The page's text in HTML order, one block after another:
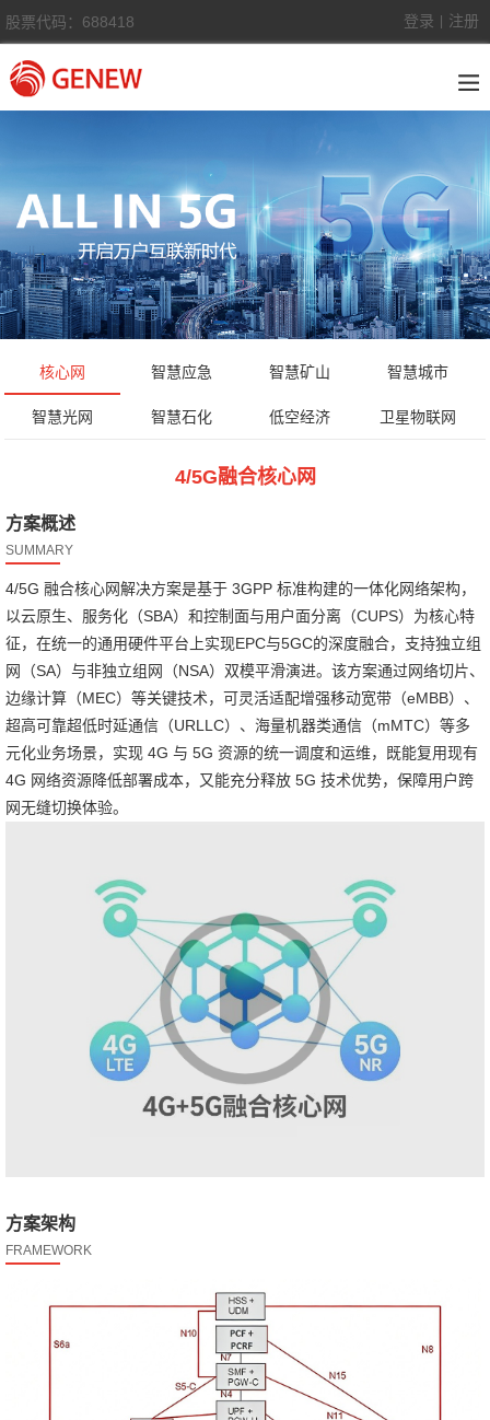
股票代码：688418 登录 注册
核心网 智慧应急 智慧矿山 智慧城市
智慧光网 智慧石化 低空经济 卫星物联网
4/5G融合核心网
方案概述
SUMMARY
4/5G 融合核心网解决方案是基于 3GPP 标准构建的一体化网络架构，
以云原生、服务化（SBA）和控制面与用户面分离（CUPS）为核心特
征，在统一的通用硬件平台上实现EPC与5GC的深度融合，支持独立组
网（SA）与非独立组网（NSA）双模平滑演进。该方案通过网络切片、
边缘计算（MEC）等关键技术，可灵活适配增强移动宽带（eMBB）、
超高可靠超低时延通信（URLLC）、海量机器类通信（mMTC）等多
元化业务场景，实现 4G 与 5G 资源的统一调度和运维，既能复用现有
4G 网络资源降低部署成本，又能充分释放 5G 技术优势，保障用户跨
网无缝切换体验。
方案架构
FRAMEWORK